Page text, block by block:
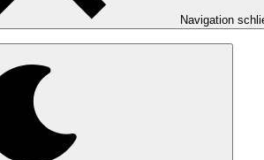
Navigation